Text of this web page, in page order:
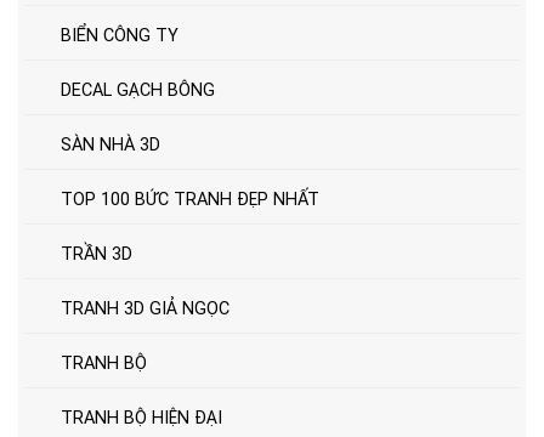
BIỂN CÔNG TY
DECAL GẠCH BÔNG
SÀN NHÀ 3D
TOP 100 BỨC TRANH ĐẸP NHẤT
TRẦN 3D
TRANH 3D GIẢ NGỌC
TRANH BỘ
TRANH BỘ HIỆN ĐẠI